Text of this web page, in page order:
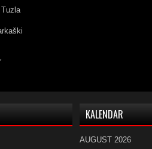
KALENDAR
AUGUST 2026